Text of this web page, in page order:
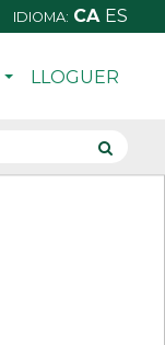
IDIOMA: CA ES
LLOGUER